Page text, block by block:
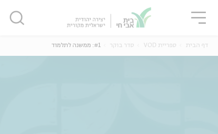
דף הבית ספריית VOD סדר בוקר #1: ממשנה לתלמוד
סגור